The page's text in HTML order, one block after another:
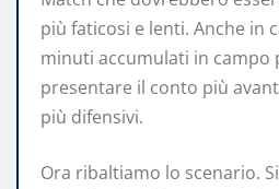
più faticosi e lenti. Anche in
minuti accumulati in campo
presentare il conto più
più difensivi.
Ora ribaltiamo lo scenario.